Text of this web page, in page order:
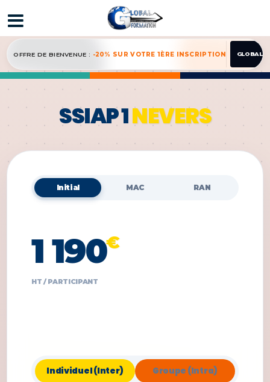
OFFRE DE BIENVENUE : -20% SUR VOTRE 1ÈRE INSCRIPTION GLOBAL20
SSIAP 1NEVERS
Initial MAC RAN
1 190€
HT / PARTICIPANT
Individuel (Inter) Groupe (Intra)